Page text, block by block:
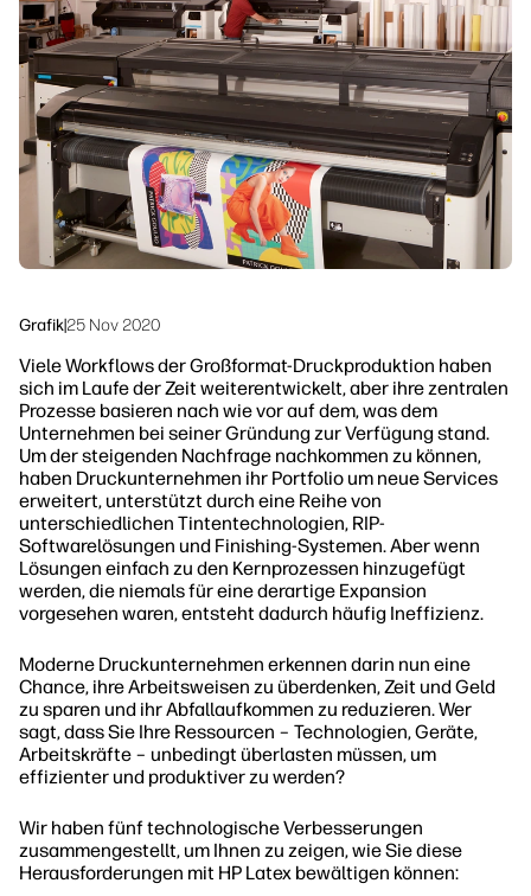
Workflow-Lösungen
Nachhaltigkeit
Grafik|25 Nov 2020
Viele Workflows der Großformat-Druckproduktion haben
sich im Laufe der Zeit weiterentwickelt, aber ihre zentralen
Prozesse basieren nach wie vor auf dem, was dem
Unternehmen bei seiner Gründung zur Verfügung stand.
Um der steigenden Nachfrage nachkommen zu können,
haben Druckunternehmen ihr Portfolio um neue Services
erweitert, unterstützt durch eine Reihe von
unterschiedlichen Tintentechnologien, RIP-
Softwarelösungen und Finishing-Systemen. Aber wenn
Lösungen einfach zu den Kernprozessen hinzugefügt
werden, die niemals für eine derartige Expansion
vorgesehen waren, entsteht dadurch häufig Ineffizienz.
Moderne Druckunternehmen erkennen darin nun eine
Chance, ihre Arbeitsweisen zu überdenken, Zeit und Geld
zu sparen und ihr Abfallaufkommen zu reduzieren. Wer
sagt, dass Sie Ihre Ressourcen – Technologien, Geräte,
Arbeitskräfte – unbedingt überlasten müssen, um
effizienter und produktiver zu werden?
Wir haben fünf technologische Verbesserungen
zusammengestellt, um Ihnen zu zeigen, wie Sie diese
Herausforderungen mit HP Latex bewältigen können: